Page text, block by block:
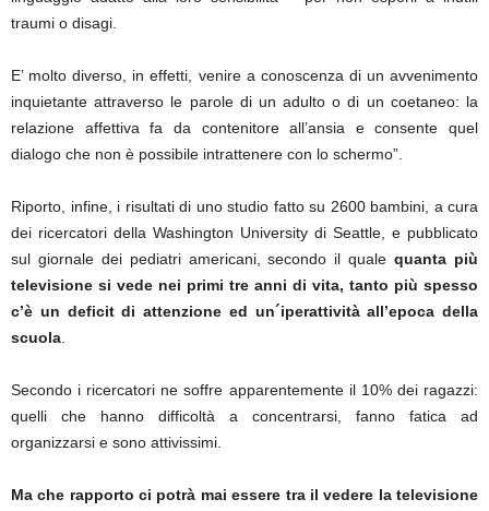
traumi o disagi.
E’ molto diverso, in effetti, venire a conoscenza di un avvenimento
inquietante attraverso le parole di un adulto o di un coetaneo: la
relazione affettiva fa da contenitore all’ansia e consente quel
dialogo che non è possibile intrattenere con lo schermo”.
Riporto, infine, i risultati di uno studio fatto su 2600 bambini, a cura
dei ricercatori della Washington University di Seattle, e pubblicato
sul giornale dei pediatri americani, secondo il qualequanta più
televisione si vede nei primi tre anni di vita, tanto più spesso
c’è un deficit di attenzione ed un´iperattività all’epoca della
scuola.
Secondo i ricercatori ne soffre apparentemente il 10% dei ragazzi:
quelli che hanno difficoltà a concentrarsi, fanno fatica ad
organizzarsi e sono attivissimi.
Ma che rapporto ci potrà mai essere tra il vedere la televisione